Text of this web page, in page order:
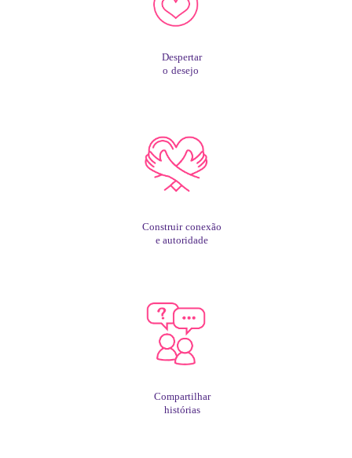
Despertar
o desejo
Construir conexão
e autoridade
Compartilhar
histórias